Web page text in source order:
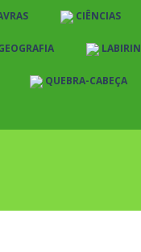
CIÊNCIAS
QUEBRA-CABEÇA